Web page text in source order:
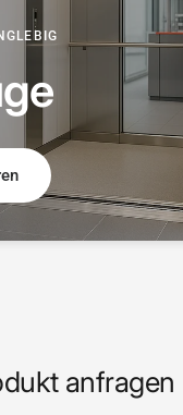
anfragen